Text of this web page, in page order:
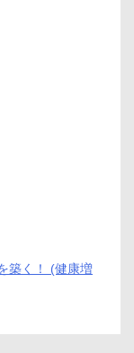
築く！ (健康増